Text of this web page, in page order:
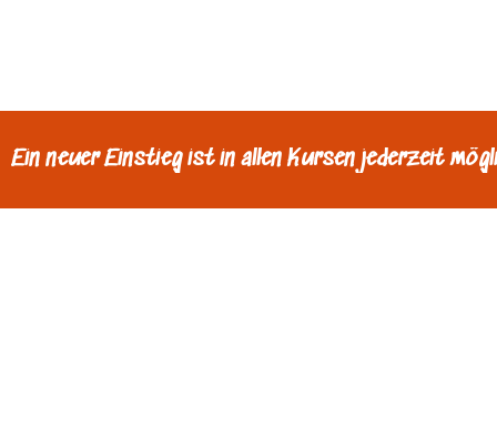
Ein neuer Einstieg ist in allen Kursen jederzeit